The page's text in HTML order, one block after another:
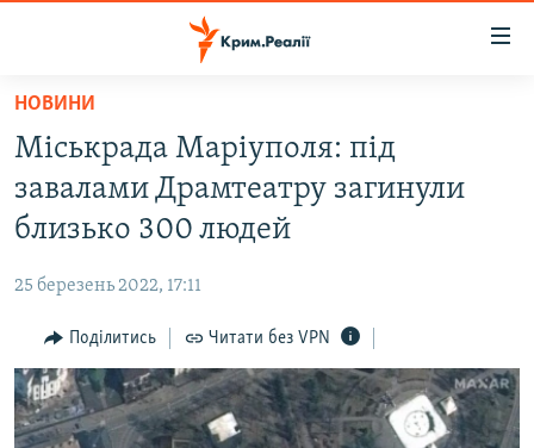
Перейти
основного
матеріалу
Перейти
до
основної
навігації
Перейти
до
пошуку
ВОДА.КРИМ
ВІДЕО ТА ФОТО
БЛОГИ
ПОГЛЯД
ІНТЕРВ'Ю
ВСЕ ЗА ДЕНЬ
НОВИНИ
Міськрада Маріуполя: під
завалами Драмтеатру загинули
близько 300 людей
25 березень 2022, 17:11
Поділитись Читати без VPN